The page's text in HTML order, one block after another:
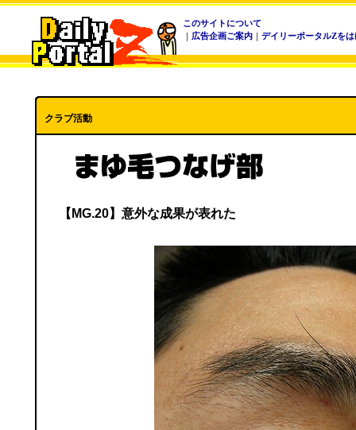
このサイトについて
｜ 広告企画ご案内 ｜ デイリーポータルZを
クラブ活動
【MG.20】意外な成果が表れた